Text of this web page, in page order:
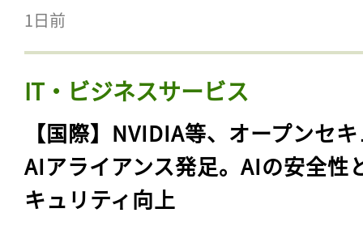
1日前
IT・ビジネスサービス
【国際】NVIDIA等、オープンセ
AIアライアンス発足。AIの安全性
キュリティ向上